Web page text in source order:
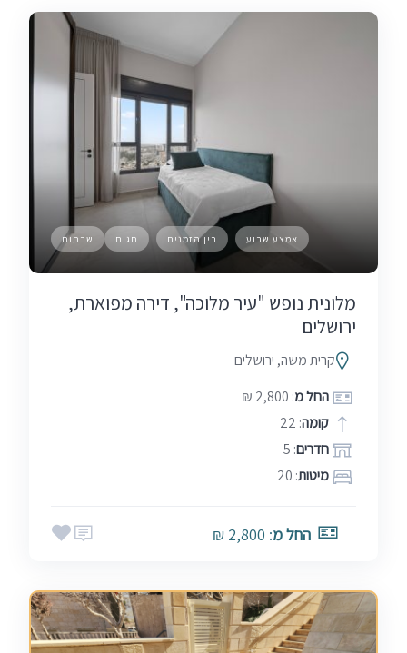
אמצע שבוע בין הזמנים חגים שבתות
מלונית נופש "עיר מלוכה", דירה מפוארת,
ירושלים
קרית משה, ירושלים
החל מ: 2,800 ₪
קומה: 22
חדרים: 5
מיטות: 20
החל מ: 2,800 ₪